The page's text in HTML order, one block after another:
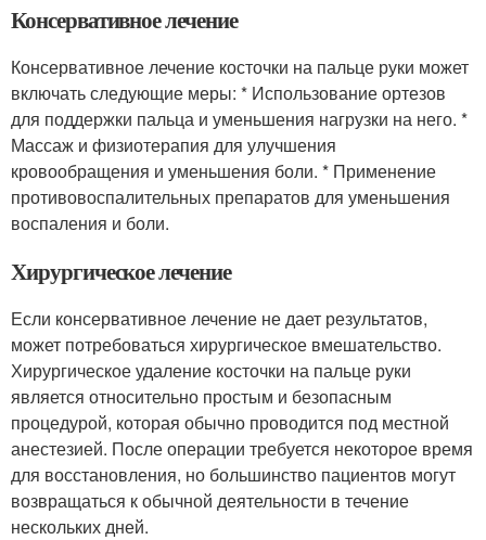
Консервативное лечение
Консервативное лечение косточки на пальце руки может
включать следующие меры: * Использование ортезов
для поддержки пальца и уменьшения нагрузки на него. *
Массаж и физиотерапия для улучшения
кровообращения и уменьшения боли. * Применение
противовоспалительных препаратов для уменьшения
воспаления и боли.
Хирургическое лечение
Если консервативное лечение не дает результатов,
может потребоваться хирургическое вмешательство.
Хирургическое удаление косточки на пальце руки
является относительно простым и безопасным
процедурой, которая обычно проводится под местной
анестезией. После операции требуется некоторое время
для восстановления, но большинство пациентов могут
возвращаться к обычной деятельности в течение
нескольких дней.